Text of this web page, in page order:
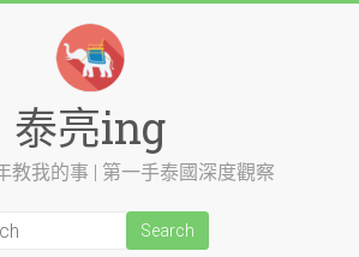
泰亮ing
教我的事 | 第一手泰國深度觀察